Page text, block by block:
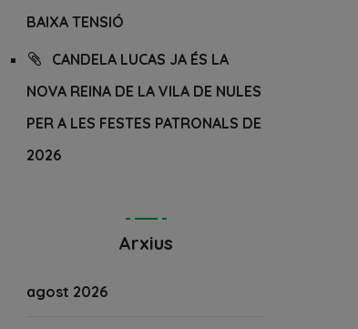
BAIXA TENSIÓ
CANDELA LUCAS JA ÉS LA
NOVA REINA DE LA VILA DE NULES
PER A LES FESTES PATRONALS DE
2026
Arxius
agost 2026